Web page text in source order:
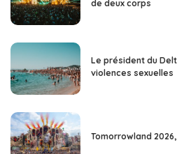
de deux corps
Le président du
violences sexuelles
Tomorrowland